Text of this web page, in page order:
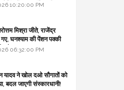
में हुए क्रांतिकारी
10:20:00 PM
मिश्रा जीते, राजेंद्र
गए, घनश्याम की पेंशन पक्की
बैक टू...
06:32:00 PM
यादव ने खोल दओ सौगातों को
बदल जाएगी संस्कारधानी!